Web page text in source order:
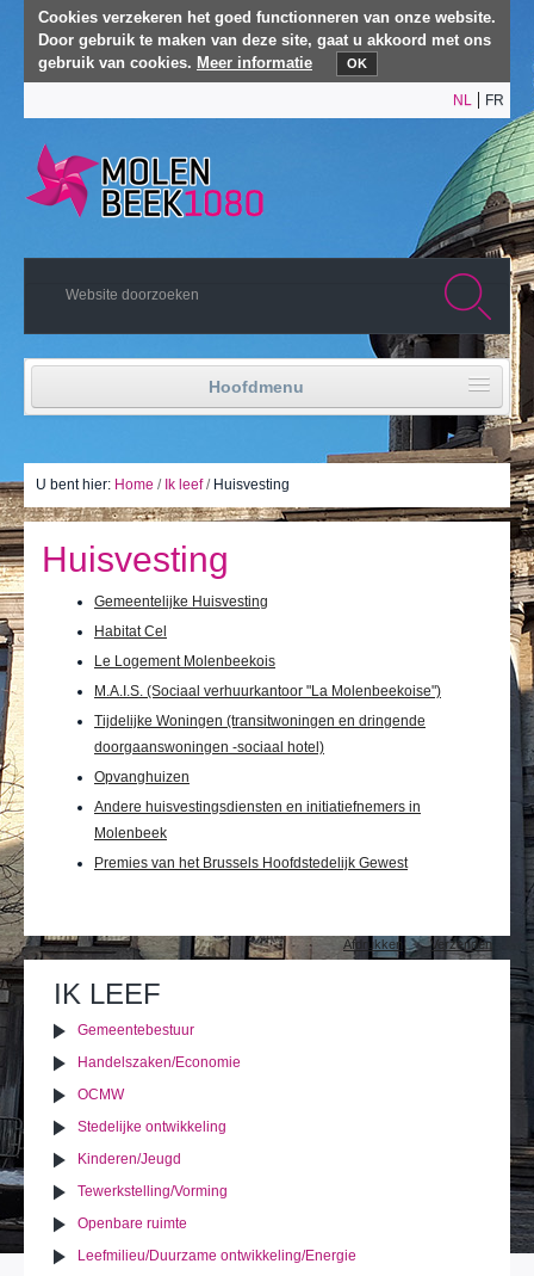
Cookies verzekeren het goed functionneren van onze website.
Door gebruik te maken van deze site, gaat u akkoord met ons
gebruik van cookies. Meer informatie OK
NL FR
Hoofdmenu
Politiek leven
Publicaties
Actualiteiten
E-loket / Afspraak maken
Actu
U bent hier: Home / Ik leef / Huisvesting
Huisvesting
Gemeentelijke Huisvesting
Habitat Cel
Le Logement Molenbeekois
M.A.I.S. (Sociaal verhuurkantoor "La Molenbeekoise")
Tijdelijke Woningen (transitwoningen en dringende
doorgaanswoningen -sociaal hotel)
Opvanghuizen
Andere huisvestingsdiensten en initiatiefnemers in
Molenbeek
Premies van het Brussels Hoofdstedelijk Gewest
acties
Afdrukken Verzenden
IK LEEF
Gemeentebestuur
Handelszaken/Economie
OCMW
Stedelijke ontwikkeling
Kinderen/Jeugd
Tewerkstelling/Vorming
Openbare ruimte
Leefmilieu/Duurzame ontwikkeling/Energie